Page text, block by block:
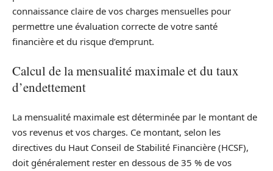
connaissance claire de vos charges mensuelles pour
permettre une évaluation correcte de votre santé
financière et du risque d’emprunt.
Calcul de la mensualité maximale et du taux
d’endettement
La mensualité maximale est déterminée par le montant de
vos revenus et vos charges. Ce montant, selon les
directives du Haut Conseil de Stabilité Financière (HCSF),
doit généralement rester en dessous de 35 % de vos